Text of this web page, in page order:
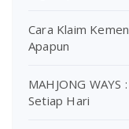
Cara Klaim
Apapun
MAHJONG
Setiap Hari